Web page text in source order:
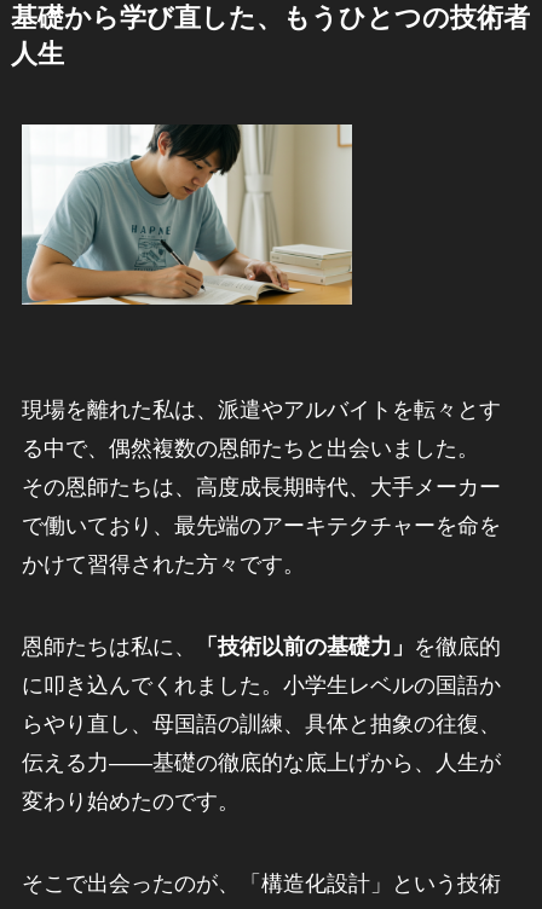
基礎から学び直した、もうひとつの技術者
人生
現場を離れた私は、派遣やアルバイトを転々とす
る中で、偶然複数の恩師たちと出会いました。
その恩師たちは、高度成長期時代、大手メーカー
で働いており、最先端のアーキテクチャーを命を
かけて習得された方々です。
恩師たちは私に、 「技術以前の基礎力」 を徹底的
に叩き込んでくれました。小学生レベルの国語か
らやり直し、母国語の訓練、具体と抽象の往復、
伝える力――基礎の徹底的な底上げから、人生が
変わり始めたのです。
そこで出会ったのが、「構造化設計」という技術